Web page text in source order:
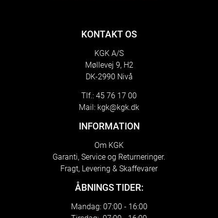
KONTAKT OS
KGK A/S
Møllevej 9, H2
DK-2990 Nivå
Tlf.: 45 76 17 00
Mail: kgk@kgk.dk
INFORMATION
Om KGK
Garanti, Service og Returneringer.
Fragt, Levering & Skaffevarer
ÅBNINGS TIDER:
Mandag: 07:00 - 16:00